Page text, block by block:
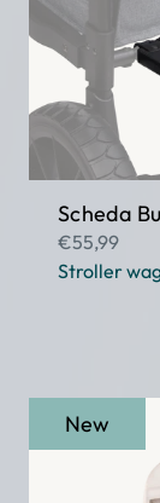
Scheda
€55,99
Stroller
New